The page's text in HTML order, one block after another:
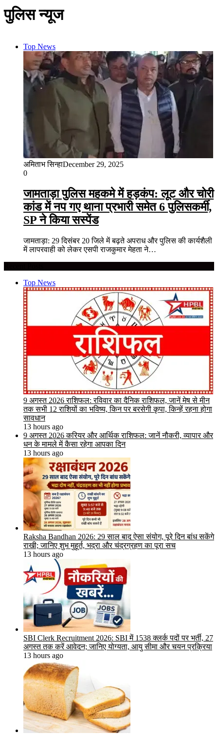
पुलिस न्यूज
Top News
अमिताभ सिन्हाDecember 29, 2025
0
जामताड़ा पुलिस महकमे में हड़कंप: लूट और चोरी
कांड में नप गए थाना प्रभारी समेत 6 पुलिसकर्मी,
SP ने किया सस्पेंड
जामताड़ा: 29 दिसंबर 20 जिले में बढ़ते अपराध और पुलिस की कार्यशैली
में लापरवाही को लेकर एसपी राजकुमार मेहता ने…
Top News
9 अगस्त 2026 राशिफल: रविवार का दैनिक राशिफल, जानें मेष से मीन
तक सभी 12 राशियों का भविष्य, किन पर बरसेगी कृपा, किन्हें रहना होगा
सावधान
13 hours ago
9 अगस्त 2026 करियर और आर्थिक राशिफल: जानें नौकरी, व्यापार और
धन के मामले में कैसा रहेगा आपका दिन
13 hours ago
Raksha Bandhan 2026: 29 साल बाद ऐसा संयोग, पूरे दिन बांध सकेंगे
राखी; जानिए शुभ मुहूर्त, भद्रा और चंद्रग्रहण का पूरा सच
13 hours ago
SBI Clerk Recruitment 2026: SBI में 1538 क्लर्क पदों पर भर्ती, 27
अगस्त तक करें आवेदन; जानिए योग्यता, आयु सीमा और चयन प्रक्रिया
13 hours ago